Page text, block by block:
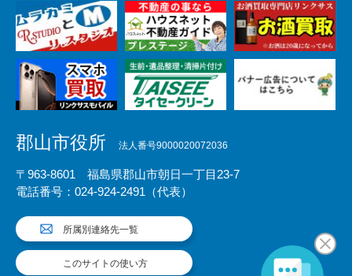
郡山市役所 法人番号9000020072036
〒963-8601 福島県郡山市朝日一丁目23-7
電話番号：024-924-2491（代表）
所属別連絡先一覧
このサイトの使い方